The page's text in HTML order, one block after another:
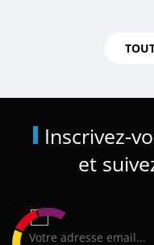
Inscrivez-
et